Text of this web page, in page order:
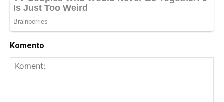
Komento